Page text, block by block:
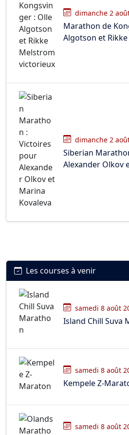
dimanche 2
Marathon de
Algotson et
dimanche 2
Siberian
Alexander Olkov
Les courses à venir
samedi 8 août
Island Chill Suva
samedi 8 août
Kempele Z-
samedi 8 août